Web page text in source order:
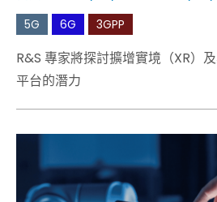
5G 6G 3GPP
R&S 專家將探討擴增實境（XR）
平台的潛力